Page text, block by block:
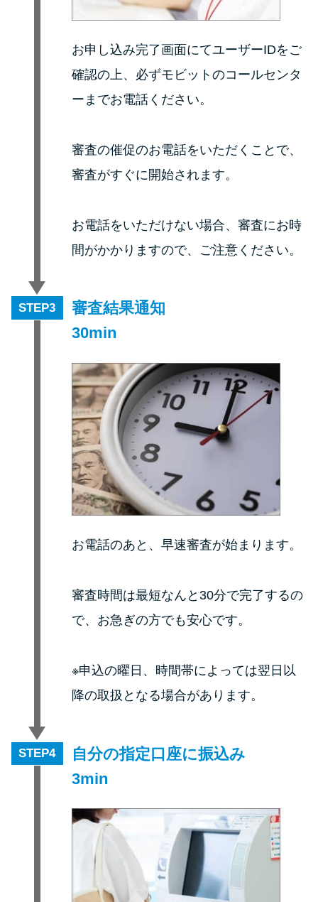
方法はどれ？
年収が低い＆他社借入があると
落ちる？バンクイックの口コミ
を分析
合わせ先とシーン別の問い合わ
せ方法
お申し込み完了画面にてユーザーIDをご
確認の上、必ずモビットのコールセンタ
ーまでお電話ください。
審査の催促のお電話をいただくことで、
審査がすぐに開始されます。
お電話をいただけない場合、審査にお時
間がかかりますので、ご注意ください。
STEP
審査結果通知
30min
お電話のあと、早速審査が始まります。
審査時間は最短なんと30分で完了するの
で、お急ぎの方でも安心です。
※申込の曜日、時間帯によっては翌日以
降の取扱となる場合があります。
STEP
自分の指定口座に振込み
3min